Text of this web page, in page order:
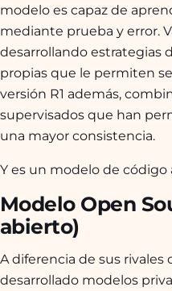
modelo es capaz de
mediante prueba y error.
desarrollando estrategias
propias que le permiten
versión R1 además,
supervisados que han
una mayor consistencia.
Y es un modelo de código
Modelo Open
abierto)
A diferencia de sus
desarrollado modelos